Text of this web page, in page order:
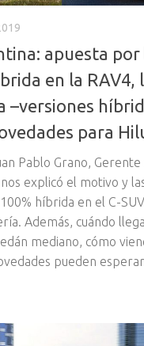
apuesta por
en la RAV4,
–versiones
para
Pablo Grano,
explicó el motivo y
híbrida en el C-
Además, cuándo
mediano, cómo
pueden